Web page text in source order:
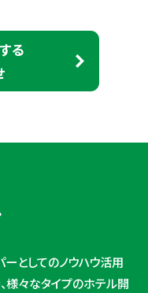
る
としてのノウハウ活用
様々なタイプのホテル開